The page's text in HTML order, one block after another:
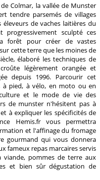
Colmar, la vallée de Munster
tendre parsemés de villages
de vaches laitières du
progressivement sculpté ces
forêt pour créer de vastes
cette terre que les moines de
élaboré les techniques de
légèrement orangée et
depuis 1996. Parcourir cet
à pied, à vélo, en moto ou en
et le mode de vie des
de munster n'hésitent pas à
à expliquer les spécificités de
Hemis.fr vous permettra
et l'affinage du fromage
gourmand qui vous donnera
fameux repas marcaires servis
viande, pommes de terre aux
et bien sûr dégustation de